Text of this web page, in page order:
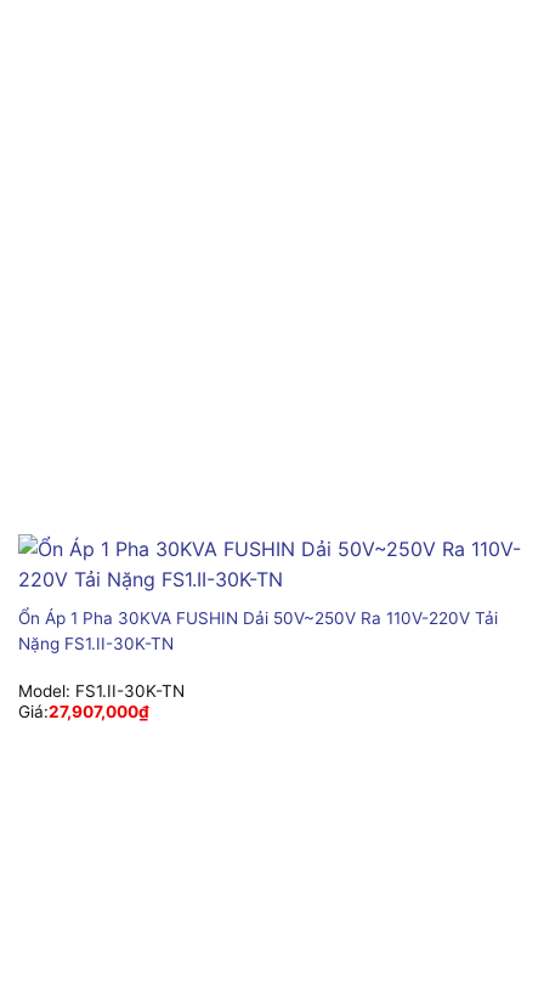
Ổn Áp 1 Pha 30KVA FUSHIN Dải 50V~250V Ra 110V-220V Tải
Nặng FS1.II-30K-TN
Model: FS1.II-30K-TN
Giá:27,907,000₫